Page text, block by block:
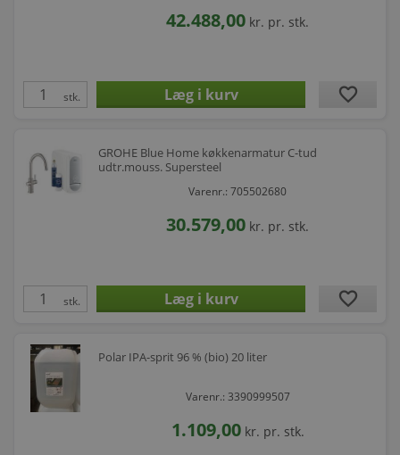
42.488,00 kr. pr. stk.
stk. favorite
GROHE Blue Home køkkenarmatur C-tud
udtr.mouss. Supersteel
Varenr.: 705502680
30.579,00 kr. pr. stk.
stk. favorite
Polar IPA-sprit 96 % (bio) 20 liter
Varenr.: 3390999507
1.109,00 kr. pr. stk.